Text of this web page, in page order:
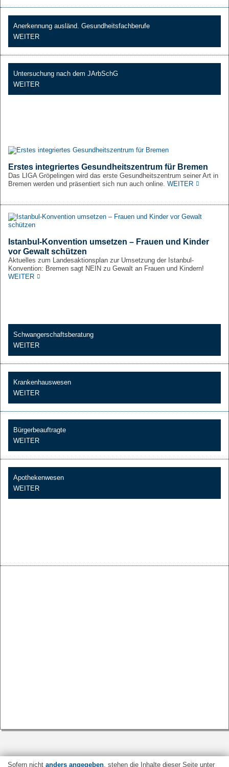
Anerkennung ausländ. Gesundheitsfachberufe
WEITER
Untersuchung nach dem JArbSchG
WEITER
Erstes integriertes Gesundheitszentrum für Bremen
Das LIGA Gröpelingen wird das erste Gesundheitszentrum seiner Art in
Bremen werden und präsentiert sich nun auch online. WEITER
Istanbul-Konvention umsetzen – Frauen und Kinder
vor Gewalt schützen
Aktuelles zum Landesaktionsplan zur Umsetzung der Istanbul-
Konvention: Bremen sagt NEIN zu Gewalt an Frauen und Kindern!
WEITER
Schwangerschaftsberatung
WEITER
Krankenhauswesen
WEITER
Bürgerbeauftragte
WEITER
Apothekenwesen
WEITER
Sofern nicht anders angegeben, stehen die Inhalte dieser Seite unter